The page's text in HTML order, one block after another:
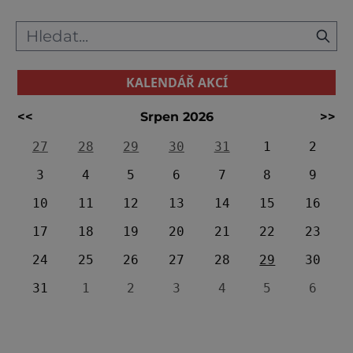
KALENDÁŘ AKCÍ
<< Srpen 2026
>>
27
28 29 30 31 1
2
3
4 5 6 7 8
9
10
11 12 13 14 15
16
17
18 19 20 21 22
23
24
25 26 27 28 29
30
31
1 2 3 4 5 6